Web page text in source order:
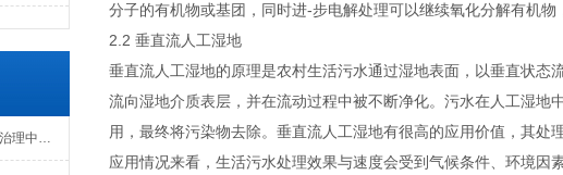
生活污水处理设备在城市污水治理中的应用介绍
分子的有机物或基团，同时进-步电解处理可以继续氧化分解有机
2.2 垂直流人工湿地
垂直流人工湿地的原理是农村生活污水通过湿地表面，以垂直状
流向湿地介质表层，并在流动过程中被不断净化。污水在人工湿
用，最终将污染物去除。垂直流人工湿地有很高的应用价值，其
应用情况来看，生活污水处理效果与速度会受到气候条件、环境因